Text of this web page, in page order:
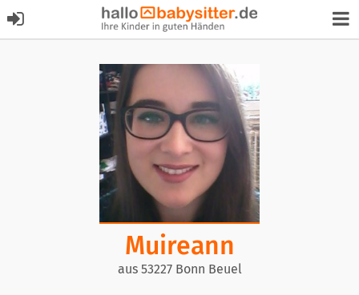
Muireann
aus 53227 Bonn Beuel